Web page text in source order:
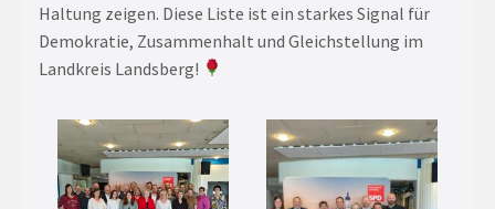
Haltung zeigen. Diese Liste ist ein starkes Signal für
Demokratie, Zusammenhalt und Gleichstellung im
Landkreis Landsberg!